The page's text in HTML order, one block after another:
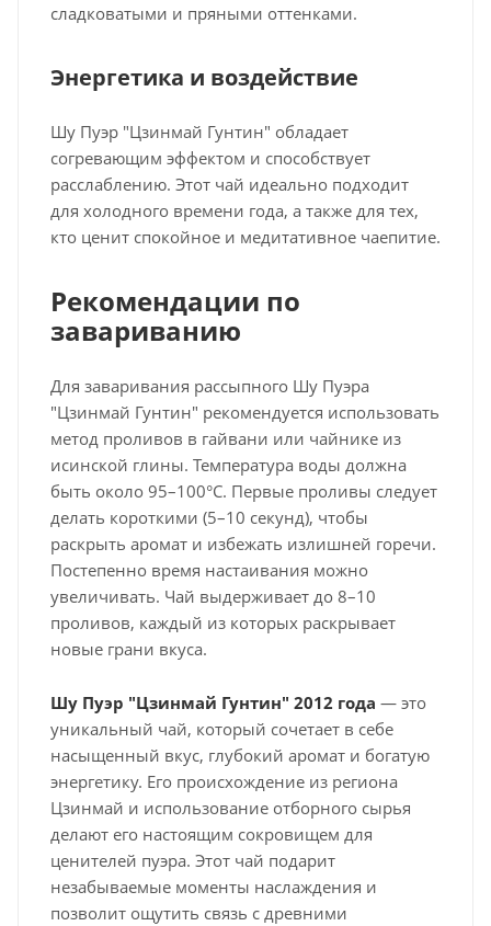
сладковатыми и пряными оттенками.
Энергетика и воздействие
Шу Пуэр "Цзинмай Гунтин" обладает
согревающим эффектом и способствует
расслаблению. Этот чай идеально подходит
для холодного времени года, а также для тех,
кто ценит спокойное и медитативное чаепитие.
Рекомендации по
завариванию
Для заваривания рассыпного Шу Пуэра
"Цзинмай Гунтин" рекомендуется использовать
метод проливов в гайвани или чайнике из
исинской глины. Температура воды должна
быть около 95–100°C. Первые проливы следует
делать короткими (5–10 секунд), чтобы
раскрыть аромат и избежать излишней горечи.
Постепенно время настаивания можно
увеличивать. Чай выдерживает до 8–10
проливов, каждый из которых раскрывает
новые грани вкуса.
Шу Пуэр "Цзинмай Гунтин" 2012 года — это
уникальный чай, который сочетает в себе
насыщенный вкус, глубокий аромат и богатую
энергетику. Его происхождение из региона
Цзинмай и использование отборного сырья
делают его настоящим сокровищем для
ценителей пуэра. Этот чай подарит
незабываемые моменты наслаждения и
позволит ощутить связь с древними